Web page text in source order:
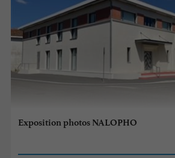
Exposition photos NALOPHO